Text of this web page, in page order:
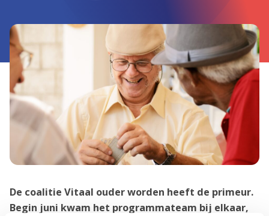
De coalitie Vitaal ouder worden heeft de primeur.
Begin juni kwam het programmateam bij elkaar,